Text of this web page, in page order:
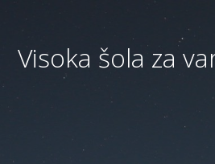
Visoka šola za